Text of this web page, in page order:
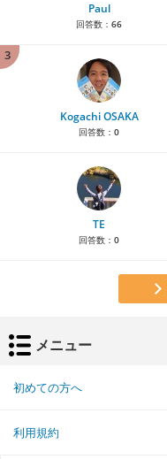
Paul
回答数： 66
3
Kogachi OSAKA
回答数： 0
TE
回答数： 0
メニュー
初めての方へ
利用規約